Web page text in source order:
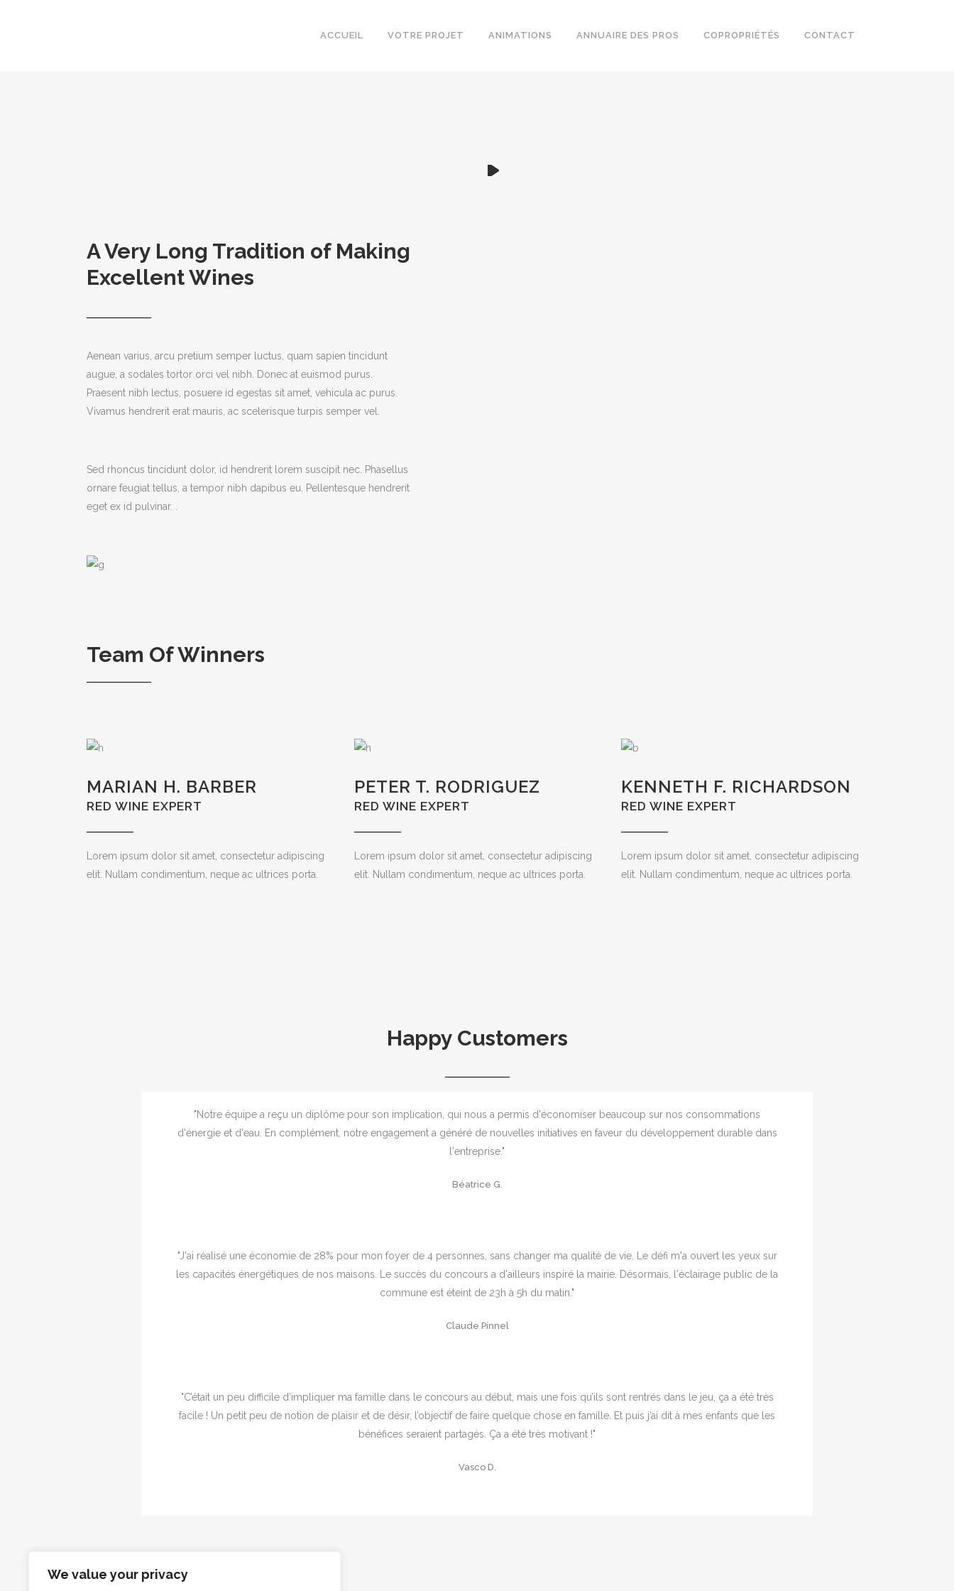
We value your privacy
ACCUEIL VOTRE PROJET ANIMATIONS ANNUAIRE DES PROS COPROPRIÉTÉS CONTACT
A Very Long Tradition of Making
Excellent Wines
Aenean varius, arcu pretium semper luctus, quam sapien tincidunt
augue, a sodales tortor orci vel nibh. Donec at euismod purus.
Praesent nibh lectus, posuere id egestas sit amet, vehicula ac purus.
Vivamus hendrerit erat mauris, ac scelerisque turpis semper vel.
Sed rhoncus tincidunt dolor, id hendrerit lorem suscipit nec. Phasellus
ornare feugiat tellus, a tempor nibh dapibus eu. Pellentesque hendrerit
eget ex id pulvinar. .
Team Of Winners
MARIAN H. BARBER
RED WINE EXPERT
Lorem ipsum dolor sit amet, consectetur adipiscing
elit. Nullam condimentum, neque ac ultrices porta.
PETER T. RODRIGUEZ
RED WINE EXPERT
Lorem ipsum dolor sit amet, consectetur adipiscing
elit. Nullam condimentum, neque ac ultrices porta.
KENNETH F. RICHARDSON
RED WINE EXPERT
Lorem ipsum dolor sit amet, consectetur adipiscing
elit. Nullam condimentum, neque ac ultrices porta.
Happy Customers
"Notre équipe a reçu un diplôme pour son implication, qui nous a permis d'économiser beaucoup sur nos consommations
d'énergie et d'eau. En complément, notre engagement a généré de nouvelles initiatives en faveur du développement durable dans
l'entreprise."
Béatrice G.
"J'ai réalisé une économie de 28% pour mon foyer de 4 personnes, sans changer ma qualité de vie. Le défi m'a ouvert les yeux sur
les capacités énergétiques de nos maisons. Le succès du concours a d'ailleurs inspiré la mairie. Désormais, l'éclairage public de la
commune est éteint de 23h à 5h du matin."
Claude Pinnel
"C’était un peu difficile d’impliquer ma famille dans le concours au début, mais une fois qu’ils sont rentrés dans le jeu, ça a été très
facile ! Un petit peu de notion de plaisir et de désir, l’objectif de faire quelque chose en famille. Et puis j’ai dit à mes enfants que les
bénéfices seraient partagés. Ça a été très motivant !"
Vasco D.